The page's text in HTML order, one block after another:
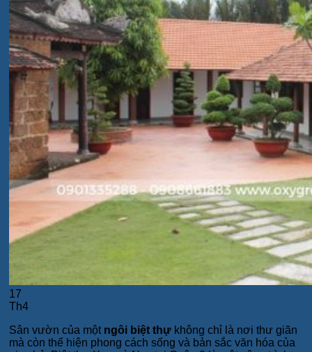
17
Th4
Sân vườn của một ngôi biệt thự không chỉ là nơi thư giãn
mà còn thể hiện phong cách sống và bản sắc văn hóa của